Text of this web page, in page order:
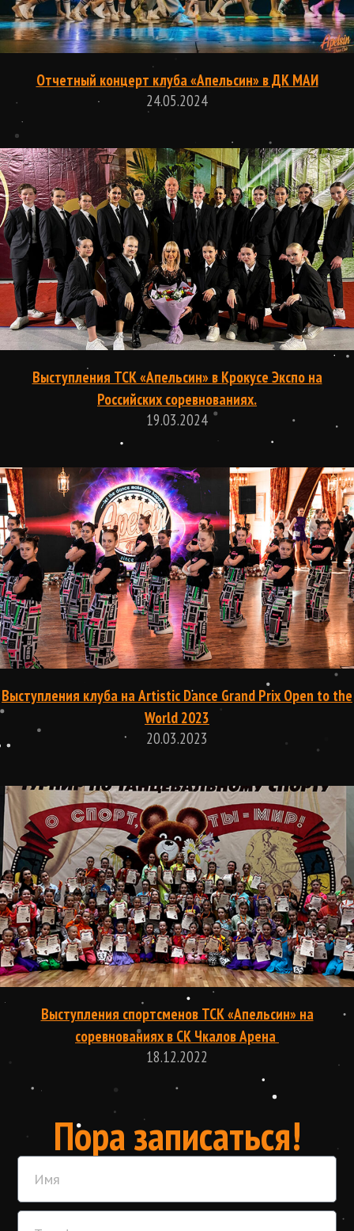
Отчетный концерт клуба «Апельсин» в ДК МАИ
24.05.2024
Выступления ТСК ‭«Апельсин»‬ в Крокусе Экспо на
Российских соревнованиях.
19.03.2024
Выступления клуба на Artistic Dance Grand Prix Open to the
World 2023
20.03.2023
Выступления спортсменов ТСК «Апельсин» на
соревнованиях в СК Чкалов Арена
18.12.2022
Пора записаться!